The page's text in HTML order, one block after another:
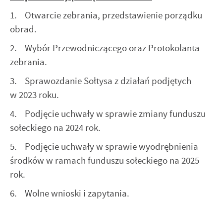
1. Otwarcie zebrania, przedstawienie porządku
obrad.
2. Wybór Przewodniczącego oraz Protokolanta
zebrania.
3. Sprawozdanie Sołtysa z działań podjętych
w 2023 roku.
4. Podjęcie uchwały w sprawie zmiany funduszu
sołeckiego na 2024 rok.
5. Podjęcie uchwały w sprawie wyodrębnienia
środków w ramach funduszu sołeckiego na 2025
rok.
6. Wolne wnioski i zapytania.
stronach podmiotów trzecich lub firm będących naszymi
partnerami oraz innych dostawców usług. Firmy te działają
postaci wiadomości, ofert, komunikatów mediów
społecznościowych.